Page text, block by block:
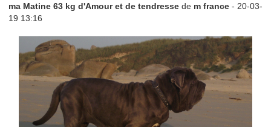
ma Matine 63 kg d'Amour et de tendresse de m france- 20-03-
19 13:16